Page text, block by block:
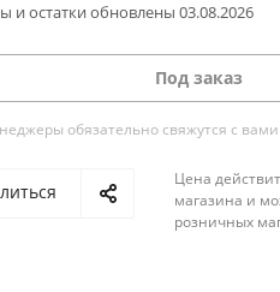
и остатки обновлены 03.08.2026
Под заказ
обязательно свяжутся с вами
Цена
магазина и
розничных